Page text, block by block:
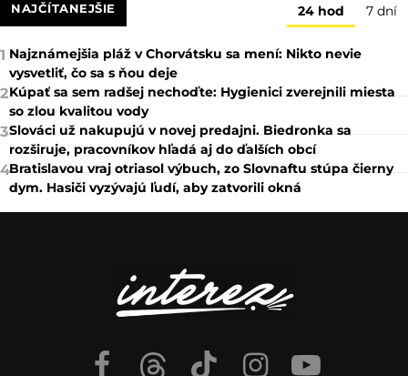
NAJČÍTANEJŠIE 24 hod 7 dní
1 Najznámejšia pláž v Chorvátsku sa mení: Nikto nevie
vysvetliť, čo sa s ňou deje
2Kúpať sa sem radšej nechoďte: Hygienici zverejnili miesta
so zlou kvalitou vody
3Slováci už nakupujú v novej predajni. Biedronka sa
rozširuje, pracovníkov hľadá aj do ďalších obcí
4Bratislavou vraj otriasol výbuch, zo Slovnaftu stúpa čierny
dym. Hasiči vyzývajú ľudí, aby zatvorili okná